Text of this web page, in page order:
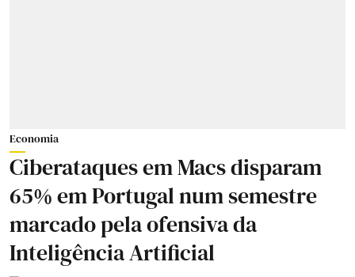
Economia
Ciberataques em Macs disparam
65% em Portugal num semestre
marcado pela ofensiva da
Inteligência Artificial